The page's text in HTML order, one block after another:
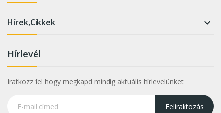
Hírek,Cikkek 
Hírlevél
Iratkozz fel hogy megkapd mindig aktuális hírlevelünket!
Feliraktozás